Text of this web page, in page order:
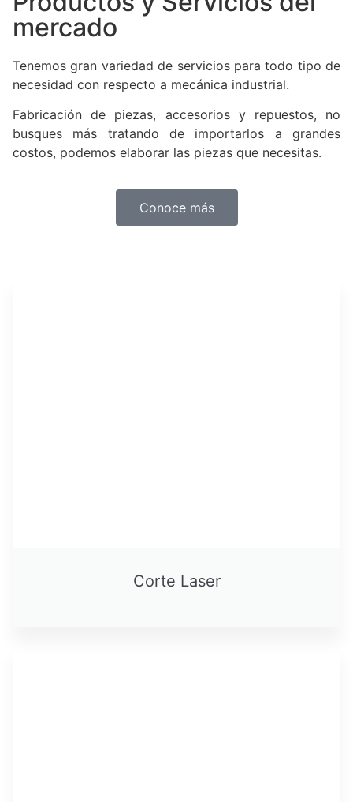
mercado
Tenemos gran variedad de servicios para todo tipo de
necesidad con respecto a mecánica industrial.
Fabricación de piezas, accesorios y repuestos, no
busques más tratando de importarlos a grandes
costos, podemos elaborar las piezas que necesitas.
Conoce más
Corte Laser